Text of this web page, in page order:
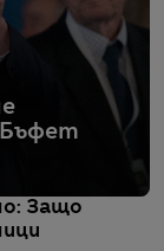
Бъфет
Защо